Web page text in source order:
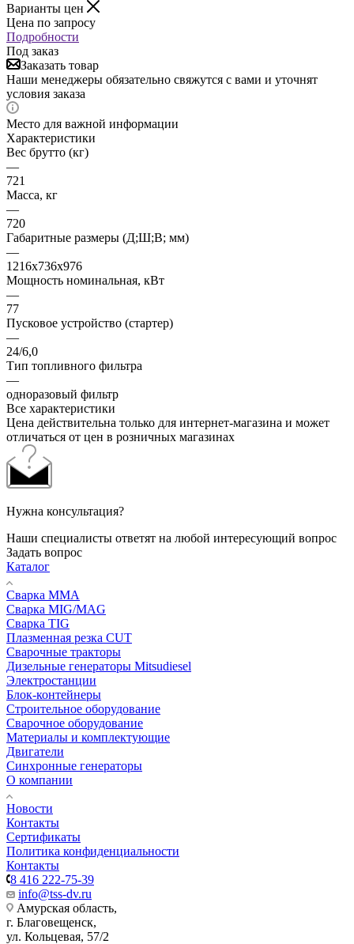
Варианты цен
Цена по запросу
Подробности
Под заказ
Заказать товар
Наши менеджеры обязательно свяжутся с вами и уточнят
условия заказа
Место для важной информации
Характеристики
Вес брутто (кг)
—
721
Масса, кг
—
720
Габаритные размеры (Д;Ш;В; мм)
—
1216x736x976
Мощность номинальная, кВт
—
77
Пусковое устройство (стартер)
—
24/6,0
Тип топливного фильтра
—
одноразовый фильтр
Все характеристики
Цена действительна только для интернет-магазина и может
отличаться от цен в розничных магазинах
Нужна консультация?
Наши специалисты ответят на любой интересующий вопрос
Задать вопрос
Каталог
Сварка MMA
Сварка MIG/MAG
Сварка TIG
Плазменная резка CUT
Сварочные тракторы
Дизельные генераторы Mitsudiesel
Электростанции
Блок-контейнеры
Строительное оборудование
Сварочное оборудование
Материалы и комплектующие
Двигатели
Синхронные генераторы
О компании
Новости
Контакты
Сертификаты
Политика конфиденциальности
Контакты
8 416 222-75-39
info@tss-dv.ru
Амурская область,
г. Благовещенск,
ул. Кольцевая, 57/2